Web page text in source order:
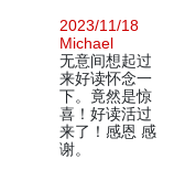
2023/11/18
Michael
无意间想起过
来好读怀念一
下。竟然是惊
喜！好读活过
来了！感恩 感
谢。